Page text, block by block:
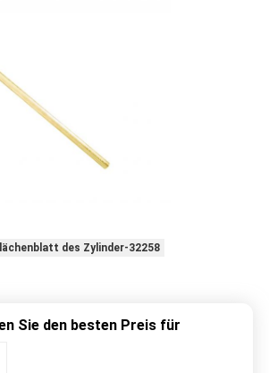
des Zylinder-32258
Sie den besten Preis für